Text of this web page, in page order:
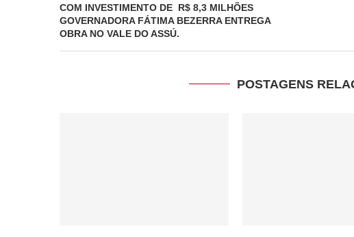
COM INVESTIMENTO DE R$ 8,3 MILHÕES
GOVERNADORA FÁTIMA BEZERRA ENTREGA
OBRA NO VALE DO ASSÚ.
POSTAGENS